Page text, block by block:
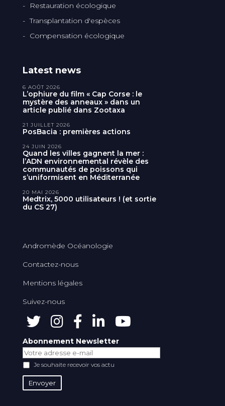
Restauration écologique
Transplantation d'espèces
Compensation écologique
Latest news
L’ophiure du film « Cap Corse : le
mystère des anneaux » dans un
article publié dans Zootaxa
6 AOÛT 2026
PosBacia : premières actions
21 JUILLET 2026
Quand les villes gagnent la mer :
l’ADN environnemental révèle des
communautés de poissons qui
s’uniformisent en Méditerranée
24 JUIN 2026
Medtrix, 5000 utilisateurs ! (et sortie
du CS 27)
20 MAI 2026
Andromède Océanologie
Contactez-nous
Mentions légales
Suivez-nous
Abonnement Newsletter
Je souhaite recevoir vos actu